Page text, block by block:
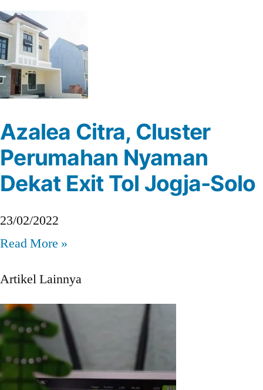
Azalea Citra, Cluster
Perumahan Nyaman
Dekat Exit Tol Jogja-Solo
23/02/2022
Read More »
Artikel Lainnya